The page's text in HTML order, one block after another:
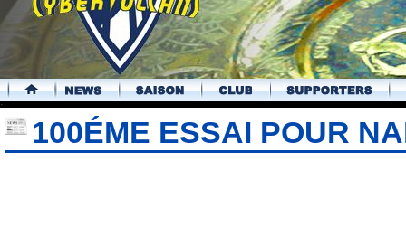
.
100ÉME ESSAI POUR